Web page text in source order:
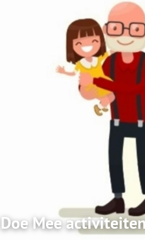
Doe Mee